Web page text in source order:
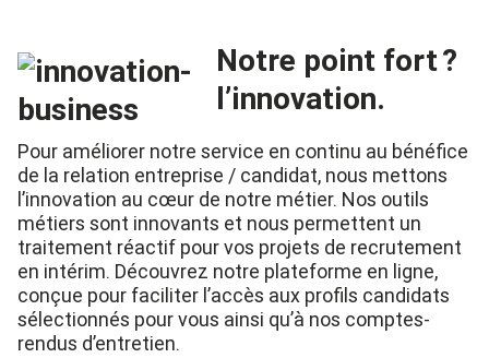
Notre point fort ?
l’innovation.
Pour améliorer notre service en continu au bénéfice
de la relation entreprise / candidat, nous mettons
l’innovation au cœur de notre métier. Nos outils
métiers sont innovants et nous permettent un
traitement réactif pour vos projets de recrutement
en intérim. Découvrez notre plateforme en ligne,
conçue pour faciliter l’accès aux profils candidats
sélectionnés pour vous ainsi qu’à nos comptes-
rendus d’entretien.